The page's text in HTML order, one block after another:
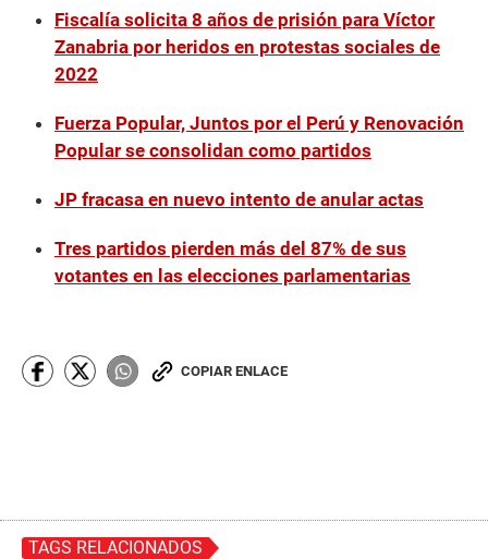
Fiscalía solicita 8 años de prisión para Víctor
Zanabria por heridos en protestas sociales de
2022
Fuerza Popular, Juntos por el Perú y Renovación
Popular se consolidan como partidos
JP fracasa en nuevo intento de anular actas
Tres partidos pierden más del 87% de sus
votantes en las elecciones parlamentarias
COPIAR ENLACE
TAGS RELACIONADOS